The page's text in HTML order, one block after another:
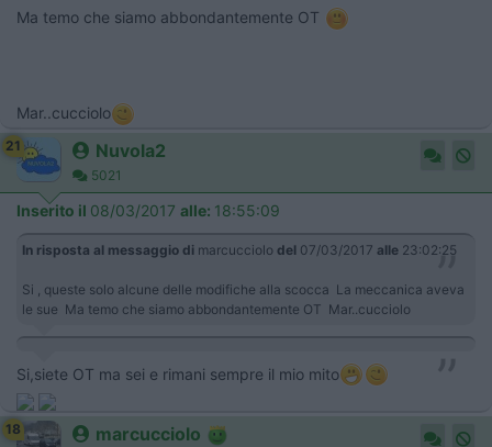
Ma temo che siamo abbondantemente OT
Mar..cucciolo
21 Nuvola2
5021
Inserito il 08/03/2017 alle: 18:55:09
In risposta al messaggio di marcucciolo del 07/03/2017 alle 23:02:25
Si , queste solo alcune delle modifiche alla scocca La meccanica aveva
le sue Ma temo che siamo abbondantemente OT Mar..cucciolo
Si,siete OT ma sei e rimani sempre il mio mito
18 marcucciolo